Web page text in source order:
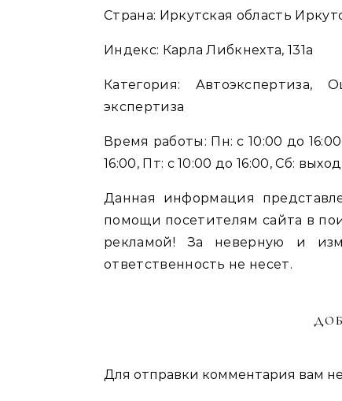
Страна: Иркутская область
Индекс: Карла Либкнехта, 131а
Категория: Автоэкспертиза,
экспертиза
Время работы: Пн: с 10:00 до
16:00, Пт: с 10:00 до 16:00, Сб:
Данная информация
помощи посетителям сайта в
рекламой! За неверную и
ответственность не несет.
Для отправки комментария вам